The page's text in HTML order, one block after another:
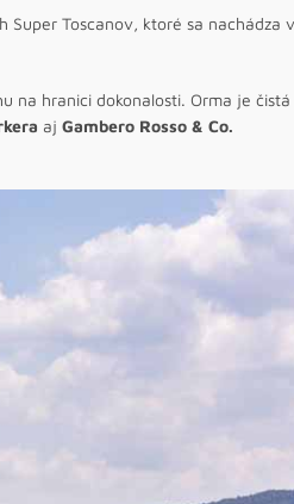
Toscanov, ktoré sa nachádza
na hranici dokonalosti. Orma je čistá
aj Gambero Rosso & Co.